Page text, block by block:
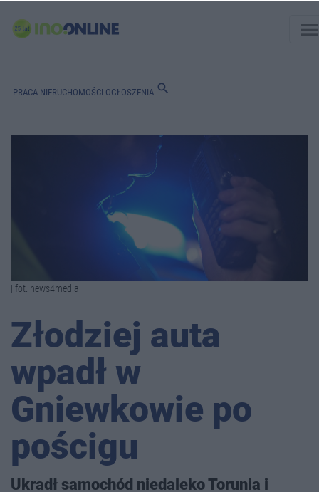
PRACA NIERUCHOMOŚCI OGŁOSZENIA search
| fot. news4media
Złodziej auta
wpadł w
Gniewkowie po
pościgu
Ukradł samochód niedaleko Torunia i